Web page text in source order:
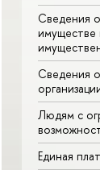
Сведения
имуществе
Сведения
Людям с
Единая